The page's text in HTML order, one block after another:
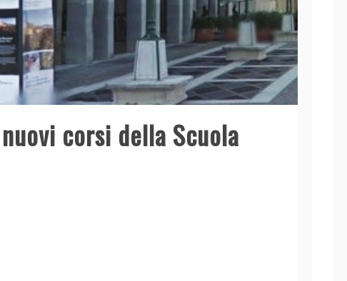
corsi della Scuola